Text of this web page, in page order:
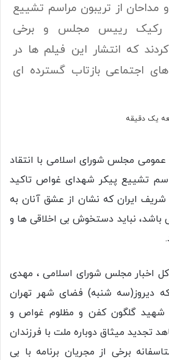
مداحان از تریبون مراسم تشییع
رکیک رییس مجلس و برخی
که انتشار این فیلم ها در
اجتماعی بازتاب گسترده ای
یک دقیقه
عمومی مجلس شورای اسلامی با انتقاد
تشییع پیکر شهدای غواص تاکید
ایران که نشان از عشق آنان به
باشد، نباید دستخوش بی اخلاقی ها و
کل اخبار مجلس شورای اسلامی ، مهدی
که دیروز(سه شنبه) فضای شهر تهران
عطر آگین حضور 270 شهید گلگون کفن و مظلوم غواص و
تجدید میثاق دوباره ملت با فرزندان
برخی از مجریان برنامه با بی